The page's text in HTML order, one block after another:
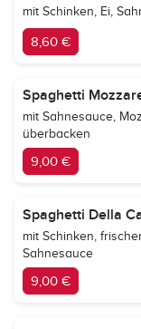
mit Schinken, Ei,
8,60 €
Spaghetti
mit Sahnesauce,
überbacken
9,00 €
Spaghetti Della
mit Schinken,
Sahnesauce
9,00 €